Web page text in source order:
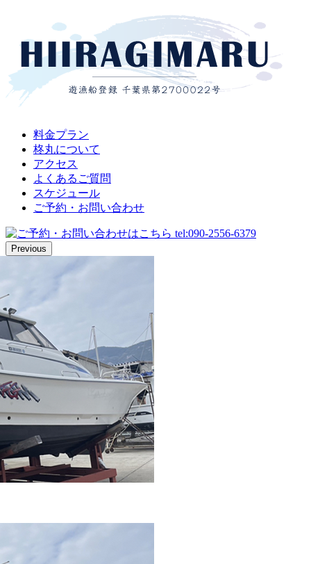
料金プラン
柊丸について
アクセス
よくあるご質問
スケジュール
ご予約・お問い合わせ
Previous